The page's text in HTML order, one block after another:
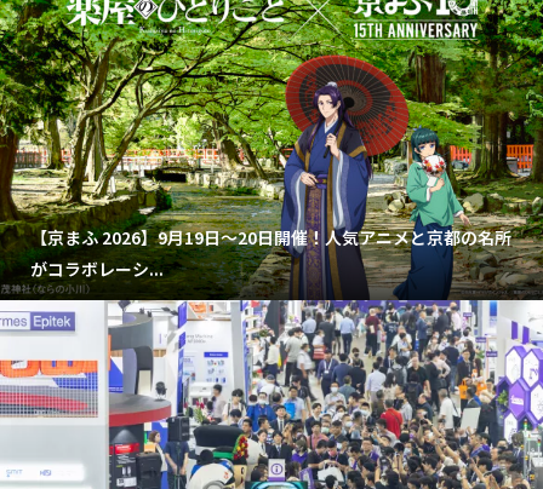
【京まふ 2026】9月19日～20日開催！人気アニメと京都の名所
がコラボレーシ...